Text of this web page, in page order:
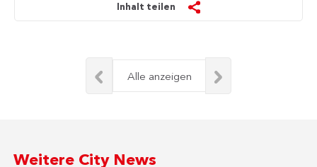
Inhalt teilen
Alle anzeigen
Weitere City News